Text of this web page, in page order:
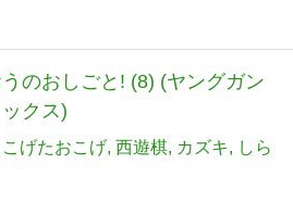
うのおしごと! (8) (ヤングガン
クス)
こげたおこげ 西遊棋 カズキ
しら